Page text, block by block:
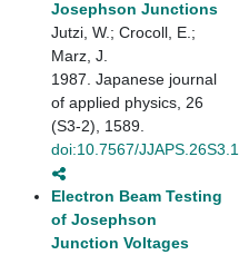
Josephson Junctions
Jutzi, W.; Crocoll, E.;
Marz, J.
1987. Japanese journal
of applied physics, 26
(S3-2), 1589.
doi:10.7567/
Electron Beam Testing
of Josephson
Junction Voltages